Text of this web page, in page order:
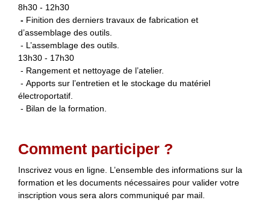
8h30 - 12h30
- Finition des derniers travaux de fabrication et
d’assemblage des outils.
- L’assemblage des outils.
13h30 - 17h30
- Rangement et nettoyage de l’atelier.
- Apports sur l’entretien et le stockage du matériel
électroportatif.
- Bilan de la formation.
Comment participer ?
Inscrivez vous en ligne. L’ensemble des informations sur la
formation et les documents nécessaires pour valider votre
inscription vous sera alors communiqué par mail.